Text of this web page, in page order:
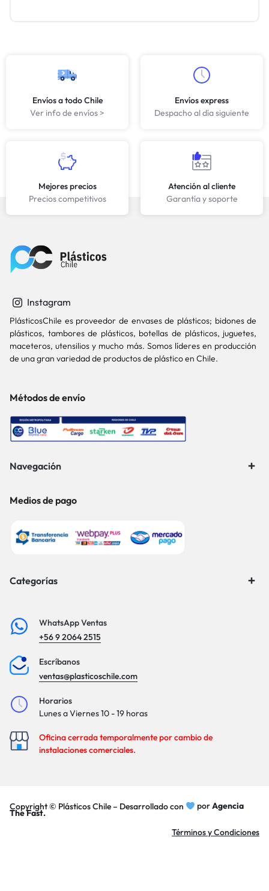
Envíos a todo Chile
Ver info de envíos >
Envíos express
Despacho al día siguiente
Mejores precios
Precios competitivos
Atención al cliente
Garantía y soporte
Instagram
PlásticosChile es proveedor de envases de plásticos; bidones de
plásticos, tambores de plásticos, botellas de plásticos, juguetes,
maceteros, utensilios y mucho más. Somos líderes en producción
de una gran variedad de productos de plástico en Chile.
Métodos de envío
Navegación
Medios de pago
Categorías
WhatsApp Ventas
+56 9 2064 2515
Escríbanos
ventas@plasticoschile.com
Horarios
Lunes a Viernes 10 - 19 horas
Oficina cerrada temporalmente por cambio de
instalaciones comerciales.
Copyright © Plásticos Chile – Desarrollado con porAgencia
The Fast.
Términos y Condiciones